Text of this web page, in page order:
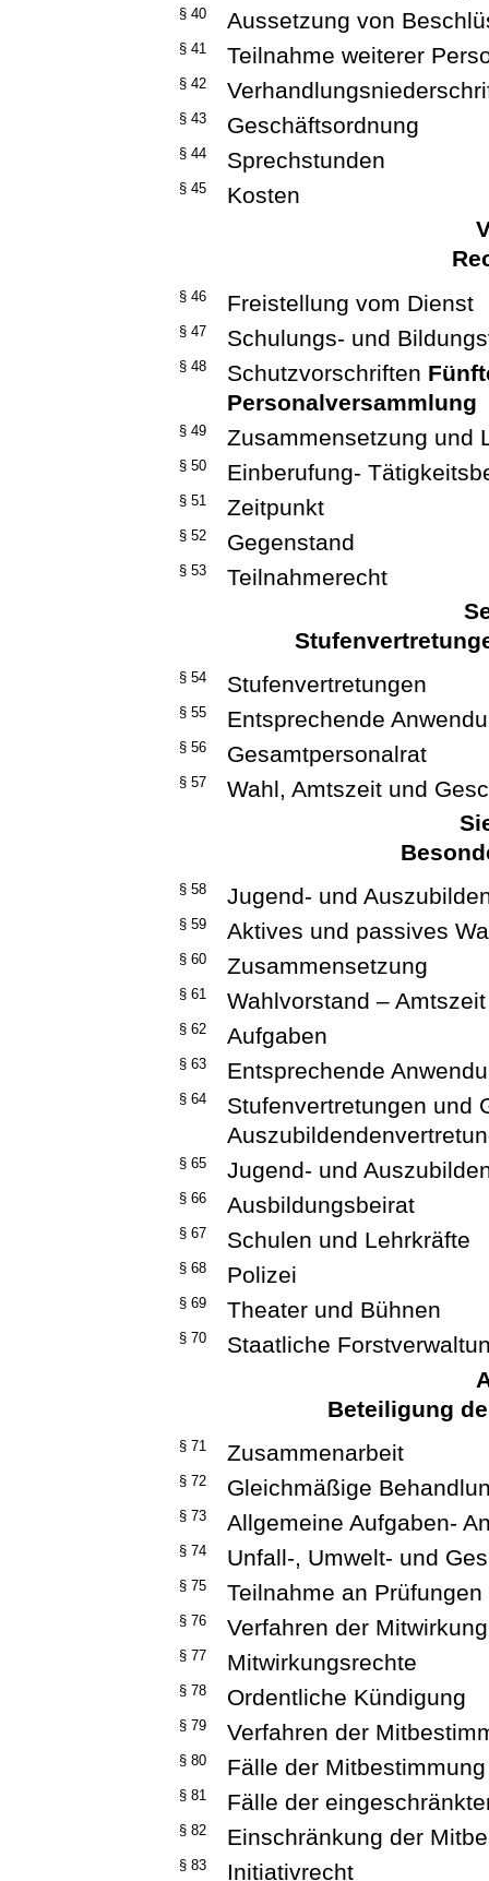
§ 40 Aussetzung von
§ 41 Teilnahme weiterer
§ 42
§ 43 Geschäftsordnung
§ 44 Sprechstunden
§ 45
Kosten
§ 46 Freistellung vom Dienst
§ 47 Schulungs- und
§ 48 Schutzvorschriften
Personalversammlung
§ 49 Zusammensetzung und
§ 50 Einberufung-
§ 51 Zeitpunkt
§ 52 Gegenstand
§ 53
Teilnahmerecht
§ 54 Stufenvertretungen
§ 55 Entsprechende
§ 56 Gesamtpersonalrat
§ 57
Wahl, Amtszeit und
§ 58 Jugend- und
§ 59 Aktives und passives
§ 60 Zusammensetzung
§ 61 Wahlvorstand – Amtszeit
§ 62 Aufgaben
§ 63 Entsprechende
§ 64
Stufenvertretungen und
§ 65 Jugend- und
§ 66 Ausbildungsbeirat
§ 67 Schulen und Lehrkräfte
§ 68 Polizei
§ 69 Theater und Bühnen
§ 70
Staatliche
Beteiligung
§ 71 Zusammenarbeit
§ 72 Gleichmäßige
§ 73 Allgemeine Aufgaben-
§ 74 Unfall-, Umwelt- und
§ 75 Teilnahme an Prüfungen
§ 76 Verfahren der Mitwirkung
§ 77 Mitwirkungsrechte
§ 78 Ordentliche Kündigung
§ 79 Verfahren der
§ 80 Fälle der Mitbestimmung
§ 81 Fälle der
§ 82 Einschränkung der
§ 83 Initiativrecht